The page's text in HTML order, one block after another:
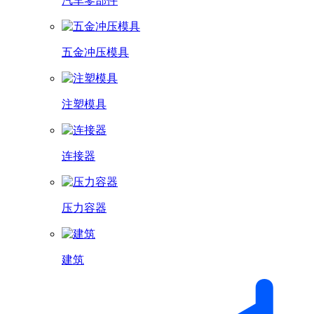
五金冲压模具
注塑模具
连接器
压力容器
建筑